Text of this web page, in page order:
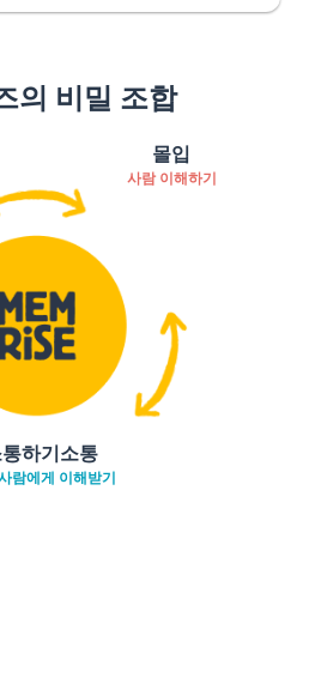
의 비밀 조합
몰입
사람 이해하기
하기소통
람에게 이해받기